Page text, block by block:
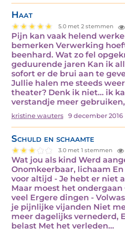
Haat
5.0 met 2 stemmen
Pijn kan vaak helend
bemerken Verwerking
beenhard. Wat zo fel
geduurende jaren Kan ik
sofort er de brui aan te
Jullie halen me steeds
theater? Denk ik niet... ik
verstandje meer
kristine wauters 9 december 2016
Schuld en schaamte
3.0 met 1 stemmen
Wat jou als kind Werd
Onomkeerbaar, lichaam
voor altijd - Je hebt er niet
Maar moest het ondergaan
veel Ergere dingen -
je pijnlijke vijanden Niet
meer dagelijks vernederd,
belast Met het verleden…